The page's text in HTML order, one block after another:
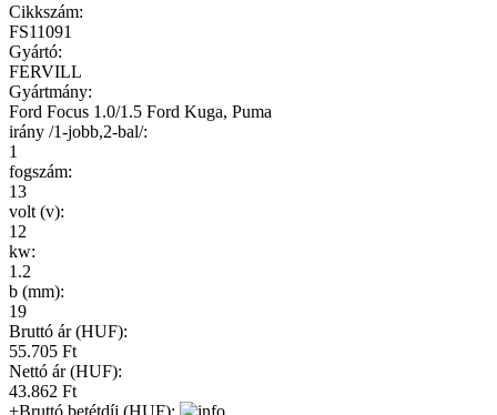
Cikkszám:
FS11091
Gyártó:
FERVILL
Gyártmány:
Ford Focus 1.0/1.5 Ford Kuga, Puma
irány /1-jobb,2-bal/:
1
fogszám:
13
volt (v):
12
kw:
1.2
b (mm):
19
Bruttó ár (HUF):
55.705 Ft
Nettó ár (HUF):
43.862 Ft
+Bruttó betétdíj (HUF):